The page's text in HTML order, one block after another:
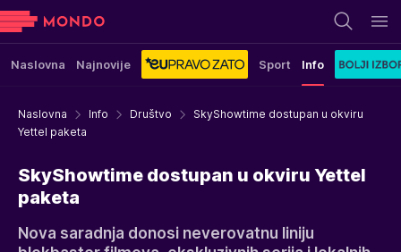
Naslovna Najnovije Sport Info
Naslovna Info Društvo
SkyShowtime dostupan u okviru
Yettel paketa
SkyShowtime dostupan u okviru Yettel
paketa
Nova saradnja donosi neverovatnu liniju